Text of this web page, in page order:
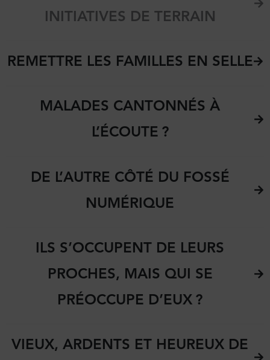
INITIATIVES DE TERRAIN
REMETTRE LES FAMILLES EN SELLE
MALADES CANTONNÉS À
L’ÉCOUTE ?
DE L’AUTRE CÔTÉ DU FOSSÉ
NUMÉRIQUE
ILS S’OCCUPENT DE LEURS
PROCHES, MAIS QUI SE
PRÉOCCUPE D’EUX ?
VIEUX, ARDENTS ET HEUREUX DE